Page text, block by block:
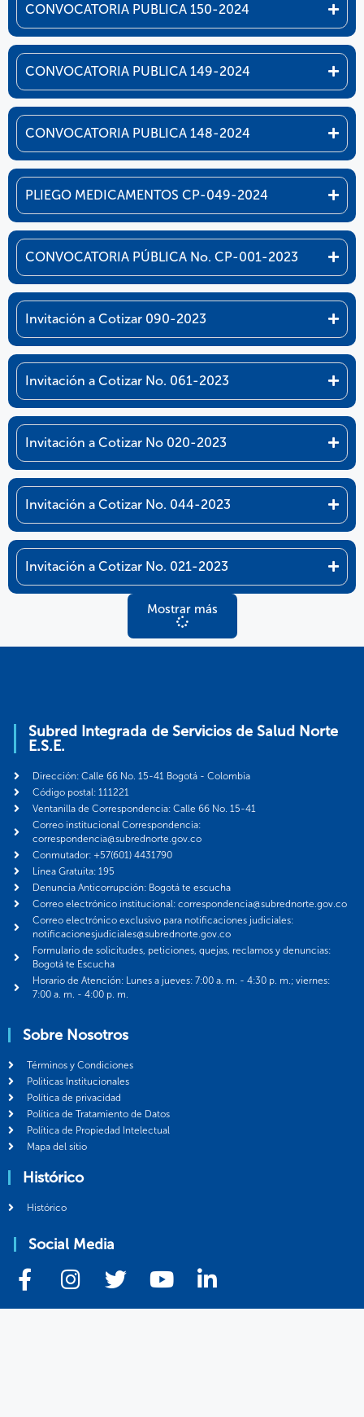
CONVOCATORIA PUBLICA 150-2024
CONVOCATORIA PUBLICA 149-2024
CONVOCATORIA PUBLICA 148-2024
PLIEGO MEDICAMENTOS CP-049-2024
CONVOCATORIA PÚBLICA No. CP-001-2023
Invitación a Cotizar 090-2023
Invitación a Cotizar No. 061-2023
Invitación a Cotizar No 020-2023
Invitación a Cotizar No. 044-2023
Invitación a Cotizar No. 021-2023
Mostrar más
Subred Integrada de Servicios de Salud Norte
E.S.E.
Dirección: Calle 66 No. 15-41 Bogotá - Colombia
Código postal: 111221
Ventanilla de Correspondencia: Calle 66 No. 15-41
Correo institucional Correspondencia:
correspondencia@subrednorte.gov.co
Conmutador: +57(601) 4431790
Línea Gratuita: 195
Denuncia Anticorrupción: Bogotá te escucha
Correo electrónico institucional: correspondencia@subrednorte.gov.co
Correo electrónico exclusivo para notificaciones judiciales:
notificacionesjudiciales@subrednorte.gov.co
Formulario de solicitudes, peticiones, quejas, reclamos y denuncias:
Bogotá te Escucha
Horario de Atención: Lunes a jueves: 7:00 a. m. - 4:30 p. m.; viernes:
7:00 a. m. - 4:00 p. m.
Sobre Nosotros
Términos y Condiciones
Politicas Institucionales
Política de privacidad
Política de Tratamiento de Datos
Política de Propiedad Intelectual
Mapa del sitio
Histórico
Histórico
Social Media